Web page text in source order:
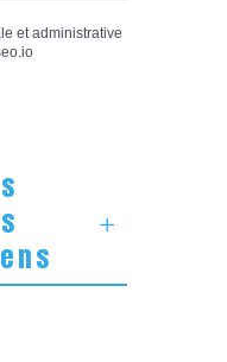
et administrative